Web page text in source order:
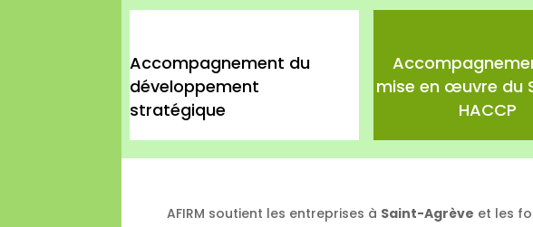
Accompagnement du
développement
stratégique
mise en œuvre du
HACCP
AFIRM soutient les entreprises à Saint-Agrève et les